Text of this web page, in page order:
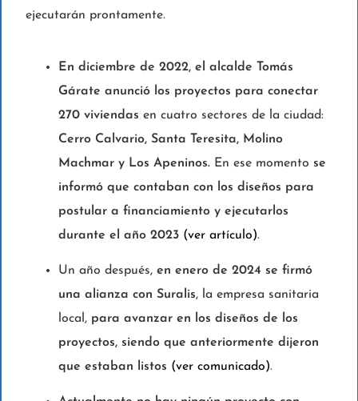
ejecutarán prontamente.
En diciembre de 2022, el alcalde Tomás
Gárate anunció los proyectos para conectar
270 viviendas en cuatro sectores de la ciudad:
Cerro Calvario, Santa Teresita, Molino
Machmar y Los Apeninos. En ese momento se
informó que contaban con los diseños para
postular a financiamiento y ejecutarlos
durante el año 2023 (ver artículo).
Un año después,en enero de 2024 se firmó
una alianza con Suralis, la empresa sanitaria
local, para avanzar en los diseños de los
proyectos, siendo que anteriormente dijeron
que estaban listos (ver comunicado).